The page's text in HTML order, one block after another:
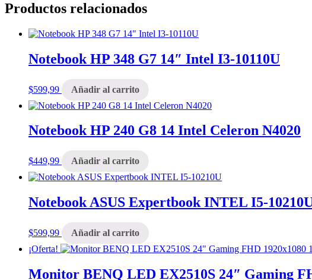
Productos relacionados
Notebook HP 348 G7 14″ Intel I3-10110U
$599,99 Añadir al carrito
Notebook HP 240 G8 14 Intel Celeron N4020
$449,99 Añadir al carrito
Notebook ASUS Expertbook INTEL I5-
$599,99
Añadir al carrito
¡Oferta!
Monitor BENQ LED EX2510S 24″ Gaming